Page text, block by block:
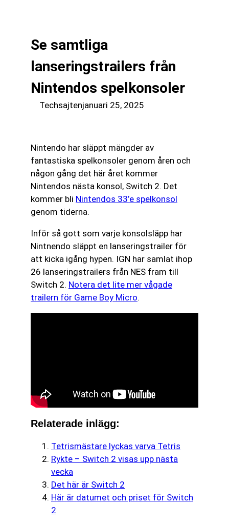
Se samtliga
lanseringstrailers från
Nintendos spelkonsoler
Techsajtenjanuari 25, 2025
Nintendo har släppt mängder av
fantastiska spelkonsoler genom åren och
någon gång det här året kommer
Nintendos nästa konsol, Switch 2. Det
kommer bli Nintendos 33’e spelkonsol
genom tiderna.
Inför så gott som varje konsolsläpp har
Nintnendo släppt en lanseringstrailer för
att kicka igång hypen. IGN har samlat ihop
26 lanseringstrailers från NES fram till
Switch 2. Notera det lite mer vågade
trailern för Game Boy Micro.
Relaterade inlägg:
Tetrismästare lyckas varva Tetris
Rykte – Switch 2 visas upp nästa
vecka
Det här är Switch 2
Här är datumet och priset för Switch
2